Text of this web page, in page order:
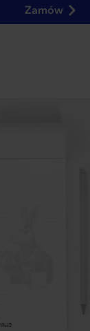
Zamów